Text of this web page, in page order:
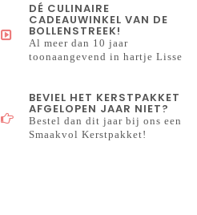
DÉ CULINAIRE
CADEAUWINKEL VAN DE
BOLLENSTREEK!
Al meer dan 10 jaar
toonaangevend in hartje Lisse
BEVIEL HET KERSTPAKKET
AFGELOPEN JAAR NIET?
Bestel dan dit jaar bij ons een
Smaakvol Kerstpakket!